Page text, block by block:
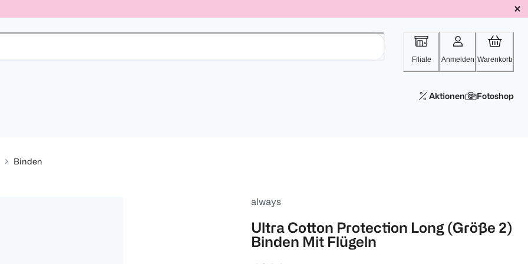
Filiale Anmelden Warenkorb
Aktionen Fotoshop
Binden
always
Ultra Cotton Protection Long (Größe 2)
Binden Mit Flügeln